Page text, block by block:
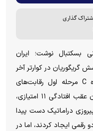
گذاری
بسکتبال نوشت؛ ایران
در کوارتر آخر
مقابل سوریه به پیروزی رسید. در گروه C مرحله اول رقابت‌های
انتخابی جام جهانی ۲۰۲۷، ایران با جبران عقب افتادگی ۱۱ امتیازی،
نتیجه ۷۲ بر ۶۸ به یک پیروزی دراماتیک دست پیدا
رقمی ایجاد کردند، اما در